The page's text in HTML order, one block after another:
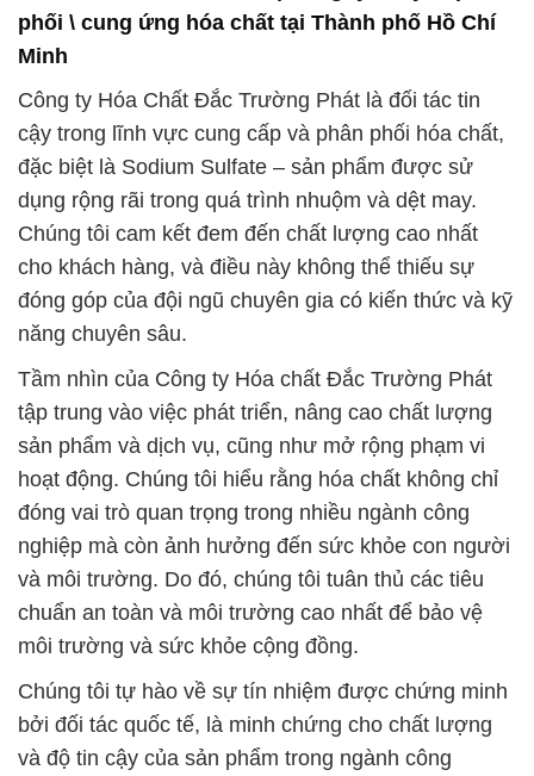
đặc biệt là Sodium Sulfate – sản phẩm được sử
dụng rộng rãi trong quá trình nhuộm và dệt may.
Chúng tôi cam kết đem đến chất lượng cao nhất
cho khách hàng, và điều này không thể thiếu sự
đóng góp của đội ngũ chuyên gia có kiến thức và kỹ
năng chuyên sâu.
Tầm nhìn của Công ty Hóa chất Đắc Trường Phát
tập trung vào việc phát triển, nâng cao chất lượng
sản phẩm và dịch vụ, cũng như mở rộng phạm vi
hoạt động. Chúng tôi hiểu rằng hóa chất không chỉ
đóng vai trò quan trọng trong nhiều ngành công
nghiệp mà còn ảnh hưởng đến sức khỏe con người
và môi trường. Do đó, chúng tôi tuân thủ các tiêu
chuẩn an toàn và môi trường cao nhất để bảo vệ
môi trường và sức khỏe cộng đồng.
Chúng tôi tự hào về sự tín nhiệm được chứng minh
bởi đối tác quốc tế, là minh chứng cho chất lượng
và độ tin cậy của sản phẩm trong ngành công
nghiệp hóa chất. Mọi thắc mắc và yêu cầu từ khách
hàng đều được chúng tôi đánh giá và giải quyết một
cách nhanh chóng, nhằm mang lại sự hài lòng và tin
tưởng đối với sản phẩm của chúng tôi.